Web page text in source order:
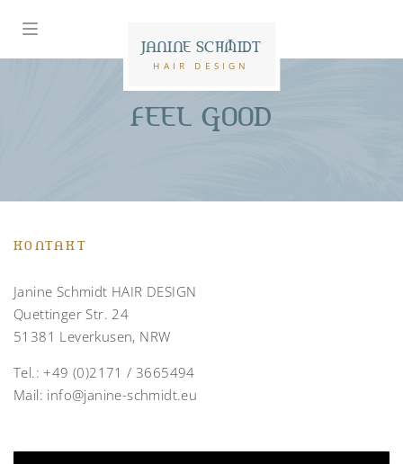
JANINE SCHMIDT
HAIR DESIGN
FEEL GOOD
KONTAKT
Janine Schmidt HAIR DESIGN
Quettinger Str. 24
51381 Leverkusen, NRW
Tel.:+49 (0)2171 / 3665494
Mail: info@janine-schmidt.eu